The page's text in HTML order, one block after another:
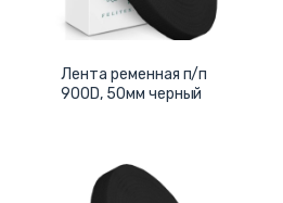
Лента ременная п/п
900D, 50мм черный